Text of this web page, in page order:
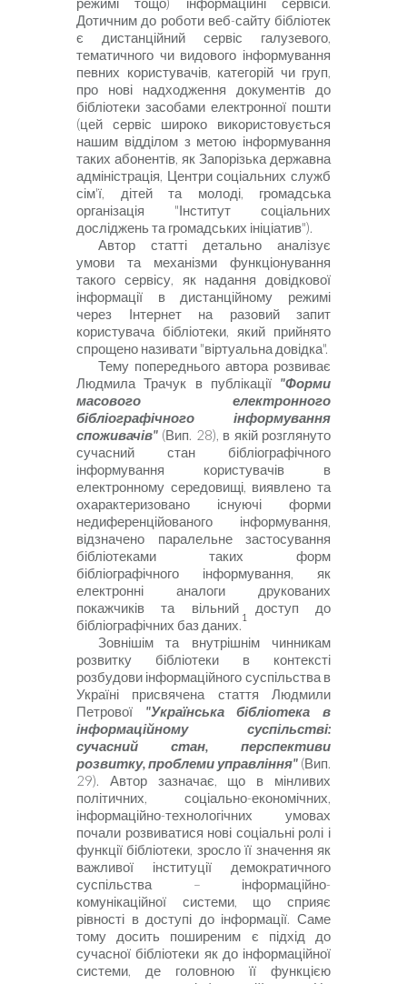
режимі тощо) інформаційні сервіси.
Дотичним до роботи веб-сайту бібліотек
є дистанційний сервіс галузевого,
тематичного чи видового інформування
певних користувачів, категорій чи груп,
про нові надходження документів до
бібліотеки засобами електронної пошти
(цей сервіс широко використовується
нашим відділом з метою інформування
таких абонентів, як Запорізька державна
адміністрація, Центри соціальних служб
сім'ї, дітей та молоді, громадська
організація "Інститут соціальних
досліджень та громадських ініціатив").
Автор статті детально аналізує
умови та механізми функціонування
такого сервісу, як надання довідкової
інформації в дистанційному режимі
через Інтернет на разовий запит
користувача бібліотеки, який прийнято
спрощено називати "віртуальна довідка".
Тему попереднього автора розвиває
Людмила Трачук в публікації "Форми
масового електронного
бібліографічного інформування
споживачів" (Вип. 28), в якій розглянуто
сучасний стан бібліографічного
інформування користувачів в
електронному середовищі, виявлено та
охарактеризовано існуючі форми
недиференційованого інформування,
відзначено паралельне застосування
бібліотеками таких форм
бібліографічного інформування, як
електронні аналоги друкованих
покажчиків та вільний доступ до
бібліографічних баз даних.
1
Зовнішім та внутрішнім чинникам
розвитку бібліотеки в контексті
розбудови інформаційного суспільства в
Україні присвячена стаття Людмили
Петрової "Українська бібліотека в
інформаційному суспільстві:
сучасний стан, перспективи
розвитку, проблеми управління" (Вип.
29). Автор зазначає, що в мінливих
політичних, соціально-економічних,
інформаційно-технологічних умовах
почали розвиватися нові соціальні ролі і
функції бібліотеки, зросло її значення як
важливої інституції демократичного
суспільства – інформаційно-
комунікаційної системи, що сприяє
рівності в доступі до інформації. Саме
тому досить поширеним є підхід до
сучасної бібліотеки як до інформаційної
системи, де головною її функцією